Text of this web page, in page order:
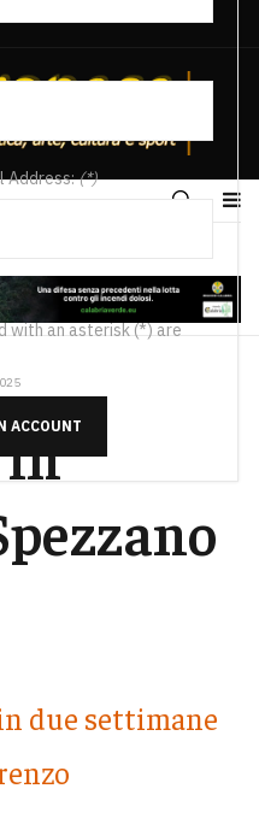
Address:(*)
with an asterisk (*) are
ACCOUNT
in
due settimane